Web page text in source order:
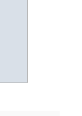
ist jetzt bereit zur
Aroma 10 ml in einer 120